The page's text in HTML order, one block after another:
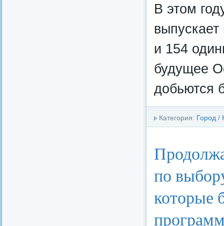
В этом
и 154
будущее
добьются
Категория: Город /
по
которые